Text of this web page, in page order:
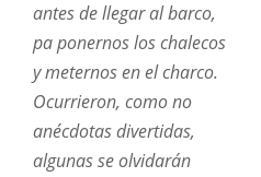
antes de llegar al barco,
pa ponernos los chalecos
y meternos en el charco.
Ocurrieron, como no
anécdotas divertidas,
algunas se olvidarán